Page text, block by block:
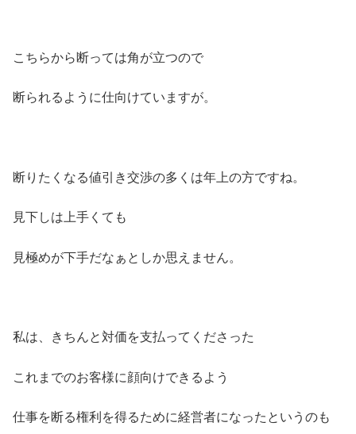
こちらから断っては角が立つので
断られるように仕向けていますが。
断りたくなる値引き交渉の多くは年上の方ですね。
見下しは上手くても
見極めが下手だなぁとしか思えません。
私は、きちんと対価を支払ってくださった
これまでのお客様に顔向けできるよう
仕事を断る権利を得るために経営者になったというのも